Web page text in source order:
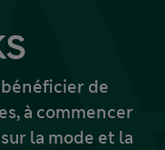
de
à commencer
la mode et la